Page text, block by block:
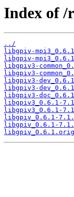
Index of /
../
libgpiv-
libgpiv-
libgpiv3-
libgpiv3-
libgpiv3-
libgpiv3-
libgpiv3-
libgpiv3_0.6.1-
libgpiv3_0.6.1-
libgpiv_0.6.1-
libgpiv_0.6.1-